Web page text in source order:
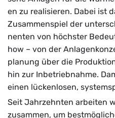
en zu rea­li­sie­ren. Dabei ist
Zu­sam­men­spiel der
nen­ten von höchs­ter
how – von der
pla­nung über die
hin zur In­be­trieb­nah­me.
einen lü­cken­lo­sen,
Seit Jahr­zehn­ten ar­bei­ten
zu­sam­men, um